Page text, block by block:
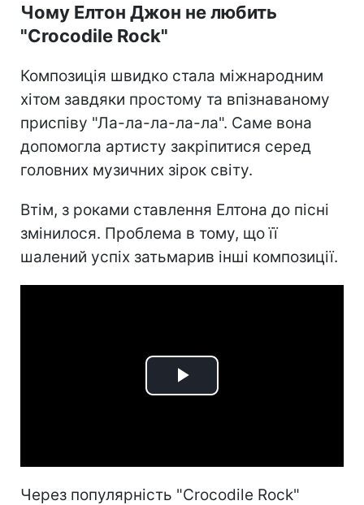
Чому Елтон Джон не любить
"Crocodile Rock"
Композиція швидко стала міжнародним
хітом завдяки простому та впізнаваному
приспіву "Ла-ла-ла-ла-ла". Саме вона
допомогла артисту закріпитися серед
головних музичних зірок світу.
Втім, з роками ставлення Елтона до пісні
змінилося. Проблема в тому, що її
шалений успіх затьмарив інші композиції.
Play
Через популярність "Crocodile Rock"